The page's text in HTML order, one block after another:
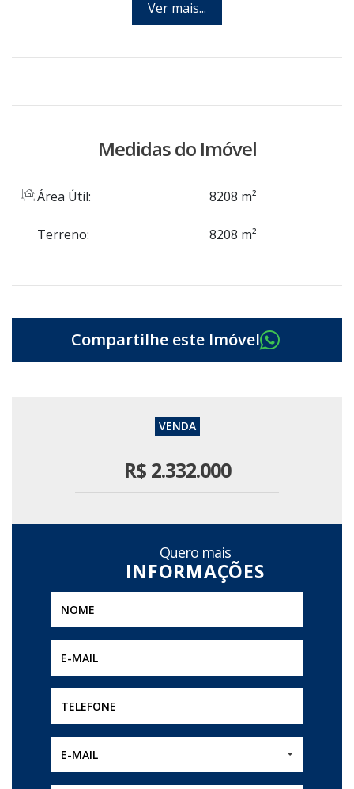
de água, energia elétrica, linha de ônibus e
linha telefônica. Agende hoje mesmo uma
Ver mais...
Medidas do Imóvel
Área Útil: 8208 m²
Terreno: 8208 m²
R$2.332.000
Quero mais
E-MAIL